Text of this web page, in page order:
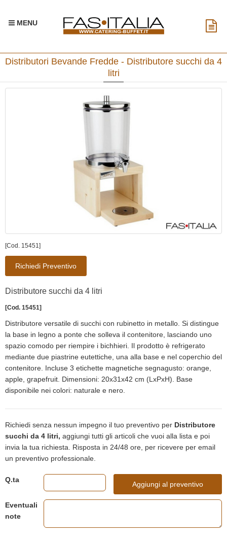
MENU
Distributori Bevande Fredde - Distributore succhi da 4
litri
[Cod. 15451]
Richiedi Preventivo
Distributore succhi da 4 litri
[Cod. 15451]
Distributore versatile di succhi con rubinetto in metallo. Si distingue
la base in legno a ponte che solleva il contenitore, lasciando uno
spazio comodo per riempire i bichhieri. Il prodotto è refrigerato
mediante due piastrine eutettiche, una alla base e nel coperchio del
contenitore. Incluse 3 etichette magnetiche segnagusto: orange,
apple, grapefruit. Dimensioni: 20x31x42 cm (LxPxH). Base
disponibile nei colori: naturale e nero.
Richiedi senza nessun impegno il tuo preventivo per Distributore
succhi da 4 litri, aggiungi tutti gli articoli che vuoi alla lista e poi
invia la tua richiesta. Risposta in 24/48 ore, per ricevere per email
un preventivo professionale.
Q.ta
Aggiungi al preventivo
Eventuali
note